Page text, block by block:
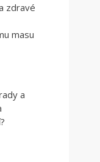
zdravé
masu
a